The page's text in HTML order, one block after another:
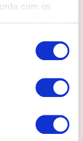
com os